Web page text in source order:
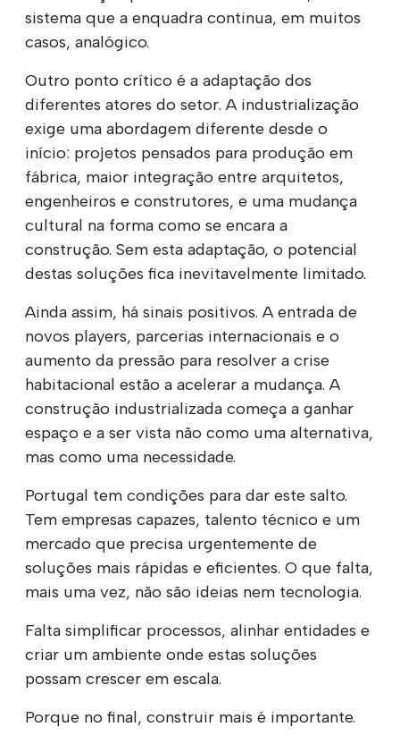
sistema que a enquadra continua, em muitos
casos, analógico.
Outro ponto crítico é a adaptação dos
diferentes atores do setor. A industrialização
exige uma abordagem diferente desde o
início: projetos pensados para produção em
fábrica, maior integração entre arquitetos,
engenheiros e construtores, e uma mudança
cultural na forma como se encara a
construção. Sem esta adaptação, o potencial
destas soluções fica inevitavelmente limitado.
Ainda assim, há sinais positivos. A entrada de
novos players, parcerias internacionais e o
aumento da pressão para resolver a crise
habitacional estão a acelerar a mudança. A
construção industrializada começa a ganhar
espaço e a ser vista não como uma alternativa,
mas como uma necessidade.
Portugal tem condições para dar este salto.
Tem empresas capazes, talento técnico e um
mercado que precisa urgentemente de
soluções mais rápidas e eficientes. O que falta,
mais uma vez, não são ideias nem tecnologia.
Falta simplificar processos, alinhar entidades e
criar um ambiente onde estas soluções
possam crescer em escala.
Porque no final, construir mais é importante.